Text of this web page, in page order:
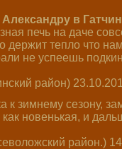
Александру в
печь на даче
держит тепло что
не успеешь
район)
зимнему сезону,
новенькая, и
район.)